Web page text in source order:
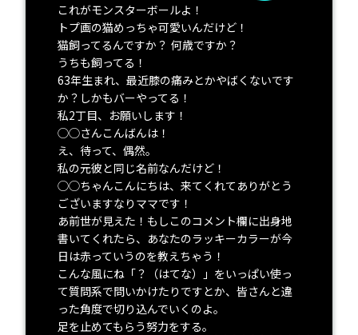
これがモンスターボールよ！
トプ画の猫めっちゃ可愛いんだけど！
猫飼ってるんですか？ 何歳ですか？
うちも飼ってる！
63年生まれ、最近膝の痛みとかやばくないです
か？しかもバーやってる！
私2丁目、お願いします！
◯◯さんこんばんは！
え、待って、偶然。
私の元彼と同じ名前なんだけど！
◯◯ちゃんこんにちは、来てくれてありがとう
ございますなりママです！
あ前世が見えた！もしこのコメント欄に出身地
書いてくれたら、あなたのラッキーカラーが今
日は赤っていうのを教えちゃう！
こんな風にね「？（はてな）」をいっぱい使っ
て質問系で問いかけたりですとか、皆さんと違
った角度で切り込んでいくのよ。
足を止めてもらう努力をする。